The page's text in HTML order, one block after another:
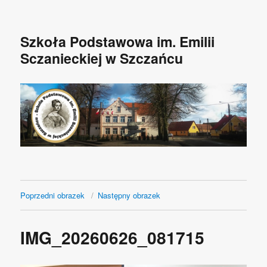
Szkoła Podstawowa im. Emilii
Sczanieckiej w Szczańcu
Poprzedni obrazek Następny obrazek
IMG_20260626_081715